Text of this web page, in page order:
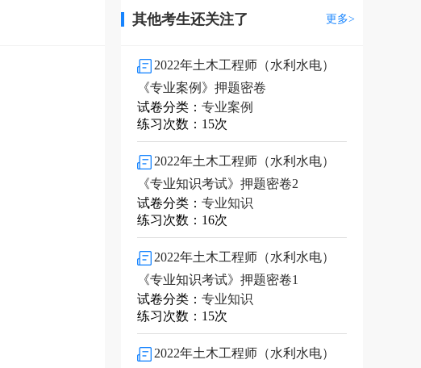
其他考生还关注了 更多>
2022年土木工程师（水利水电）
《专业案例》押题密卷
试卷分类： 专业案例
练习次数：15次
2022年土木工程师（水利水电）
《专业知识考试》押题密卷2
试卷分类： 专业知识
练习次数：16次
2022年土木工程师（水利水电）
《专业知识考试》押题密卷1
试卷分类： 专业知识
练习次数：15次
2022年土木工程师（水利水电）